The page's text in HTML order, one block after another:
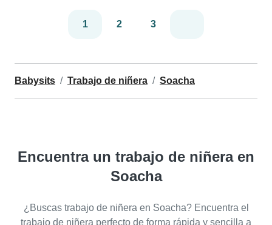
1 2 3
Babysits Trabajo de niñera Soacha
Encuentra un trabajo de niñera en
Soacha
¿Buscas trabajo de niñera en Soacha? Encuentra el
trabajo de niñera perfecto de forma rápida y sencilla a